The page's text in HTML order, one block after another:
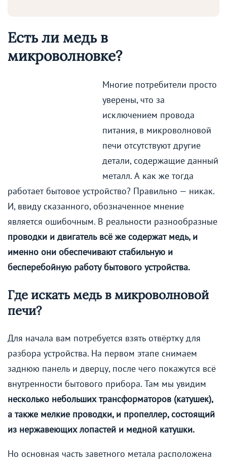
Есть ли медь в
микроволновке?
Многие потребители просто
уверены, что за
исключением провода
питания, в микроволновой
печи отсутствуют другие
детали, содержащие данный
металл. А как же тогда
работает бытовое устройство? Правильно — никак.
И, ввиду сказанного, обозначенное мнение
является ошибочным. В реальности разнообразные
проводки и двигатель всё же содержат медь, и
именно они обеспечивают стабильную и
бесперебойную работу бытового устройства.
Где искать медь в микроволновой
печи?
Для начала вам потребуется взять отвёртку для
разбора устройства. На первом этапе снимаем
заднюю панель и дверцу, после чего покажутся всё
внутренности бытового прибора. Там мы увидим
несколько небольших трансформаторов (катушек),
а также мелкие проводки, и пропеллер, состоящий
из нержавеющих лопастей и медной катушки.
Но основная часть заветного метала расположена